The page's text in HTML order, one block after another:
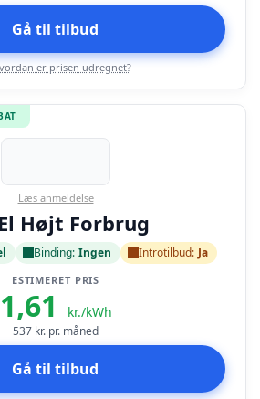
Gå til tilbud
er prisen udregnet?
Læs anmeldelse
Højt Forbrug
Binding: Ingen Introtilbud: Ja
ESTIMERET PRIS
1,61 kr./kWh
537 kr. pr. måned
Gå til tilbud